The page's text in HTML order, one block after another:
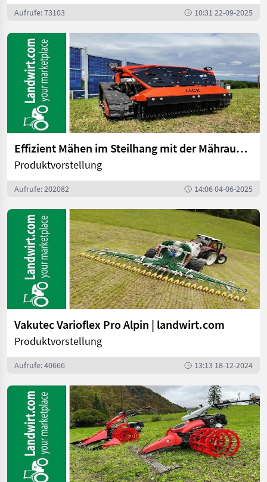
Aufrufe: 73103 10:31 22-09-2025
Effizient Mähen im Steilhang mit der Mähraupe Jack | landwirt.com
Produktvorstellung
Aufrufe: 202082 14:06 04-06-2025
Vakutec Varioflex Pro Alpin | landwirt.com
Produktvorstellung
Aufrufe: 40666 13:13 18-12-2024